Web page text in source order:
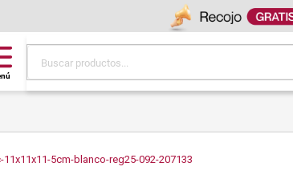
5cm-blanco-reg25-092-207133
alfombra